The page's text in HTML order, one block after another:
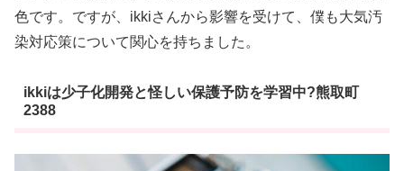
色です。ですが、ikkiさんから影響を受けて、僕も大気汚
染対応策について関心を持ちました。
ikkiは少子化開発と怪しい保護予防を学習中?熊取町
2388